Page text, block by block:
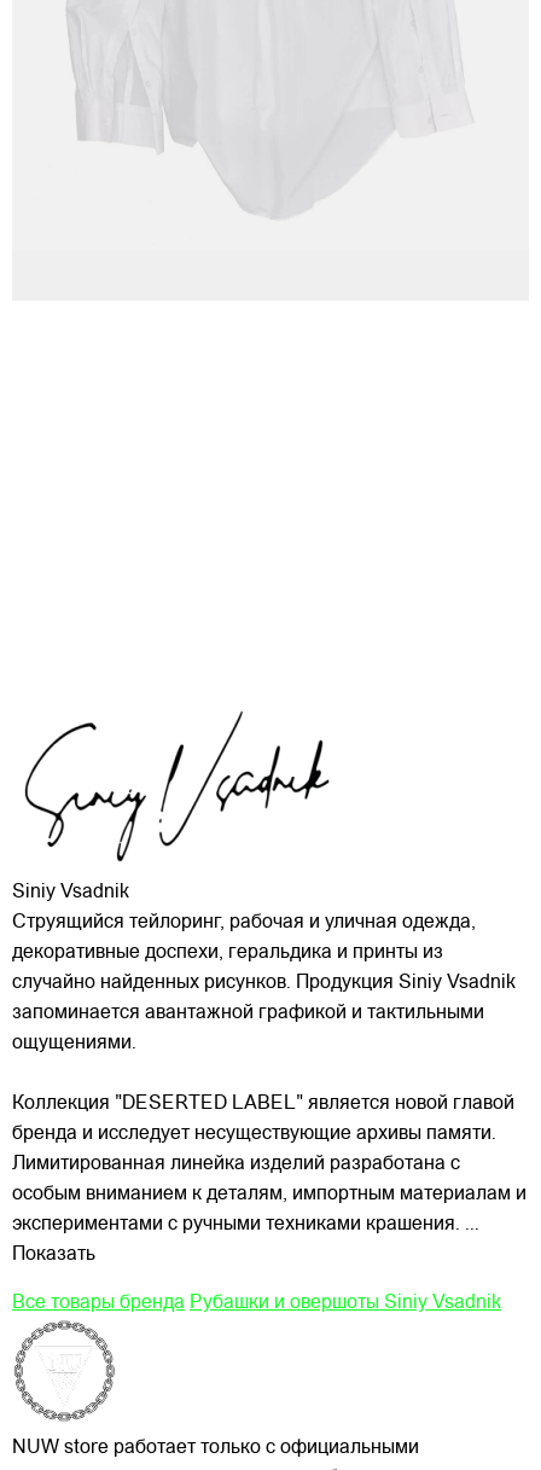
Siniy Vsadnik
Струящийся тейлоринг, рабочая и уличная одежда,
декоративные доспехи, геральдика и принты из
случайно найденных рисунков. Продукция Siniy Vsadnik
запоминается авантажной графикой и тактильными
ощущениями.
Коллекция "DESERTED LABEL" является новой главой
бренда и исследует несуществующие архивы памяти.
Лимитированная линейка изделий разработана с
особым вниманием к деталям, импортным материалам и
экспериментами с ручными техниками крашения. ...
Показать
Все товары бренда Рубашки и овершоты Siniy Vsadnik
NUW store работает только с официальными